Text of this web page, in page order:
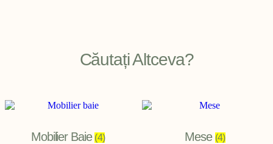
Căutați Altceva?
Mobilier Baie(4) Mese (4)